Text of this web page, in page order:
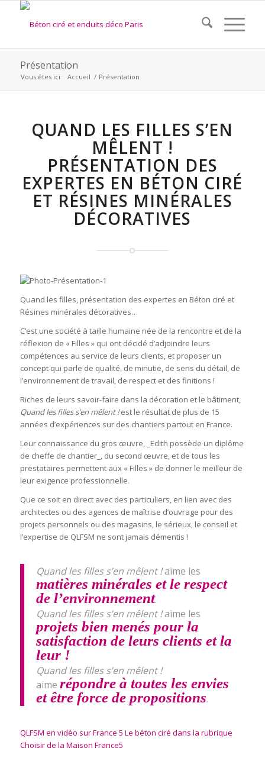
Présentation
Vous êtes ici : Accueil / Présentation
QUAND LES FILLES S’EN
MÊLENT !
PRÉSENTATION DES
EXPERTES EN BÉTON CIRÉ
ET RÉSINES MINÉRALES
DÉCORATIVES
Quand les filles, présentation des expertes en Béton ciré et
Résines minérales décoratives…
C’est une société à taille humaine née de la rencontre et de la
réflexion de « Filles » qui ont décidé d’adjoindre leurs
compétences au service de leurs clients, et proposer un
concept qui parle de qualité, de minutie, de sens du détail, de
l’environnement de travail, de respect et des finitions !
Riches de leurs savoir-faire dans la décoration et le bâtiment,
Quand les filles s’en mêlent !est le résultat de plus de 15
années d’expériences sur des chantiers partout en France.
Leur connaissance du gros œuvre, _Edith possède un diplôme
de cheffe de chantier_, du second œuvre, et de tous les
prestataires permettent aux « Filles » de donner le meilleur de
leur exigence professionnelle.
Que ce soit en direct avec des particuliers, en lien avec des
architectes ou des agences de maîtrise d’ouvrage pour des
projets personnels ou des magasins, le sérieux, le conseil et
l’expertise de QLFSM ne sont jamais démentis !
Quand les filles s’en mêlent !aime les
matières minérales et le respect
de l’environnement.
Quand les filles s’en mêlent !aime les
projets bien menés pour la
satisfaction de leurs clients et la
leur !
Quand les filles s’en mêlent !
aime répondre à toutes les envies
et être force de propositions.
QLFSM en vidéo sur France 5 Le béton ciré dans la rubrique
Choisir de la Maison France5